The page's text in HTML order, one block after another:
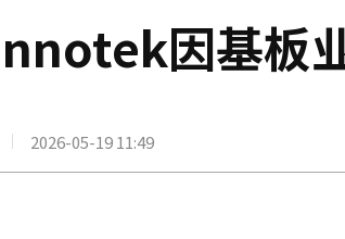
因基板
2026-05-19 11:49